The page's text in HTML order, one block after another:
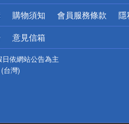
購物須知 會員服務條款 隱
意見信箱
依網站公告為主
台灣)